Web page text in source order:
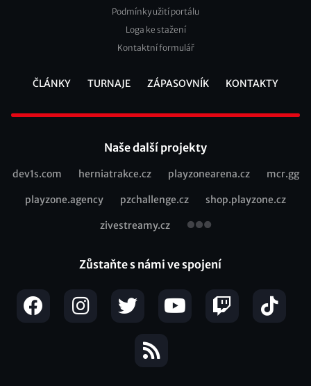
Podmínky užití portálu
Loga ke stažení
Kontaktní formulář
ČLÁNKY TURNAJE ZÁPASOVNÍK KONTAKTY
Naše další projekty
Recommended
dev1s.com herniatrakce.cz playzonearena.cz mcr.gg
playzone.agency pzchallenge.cz shop.playzone.cz
zivestreamy.cz
Zůstaňte s námi ve spojení